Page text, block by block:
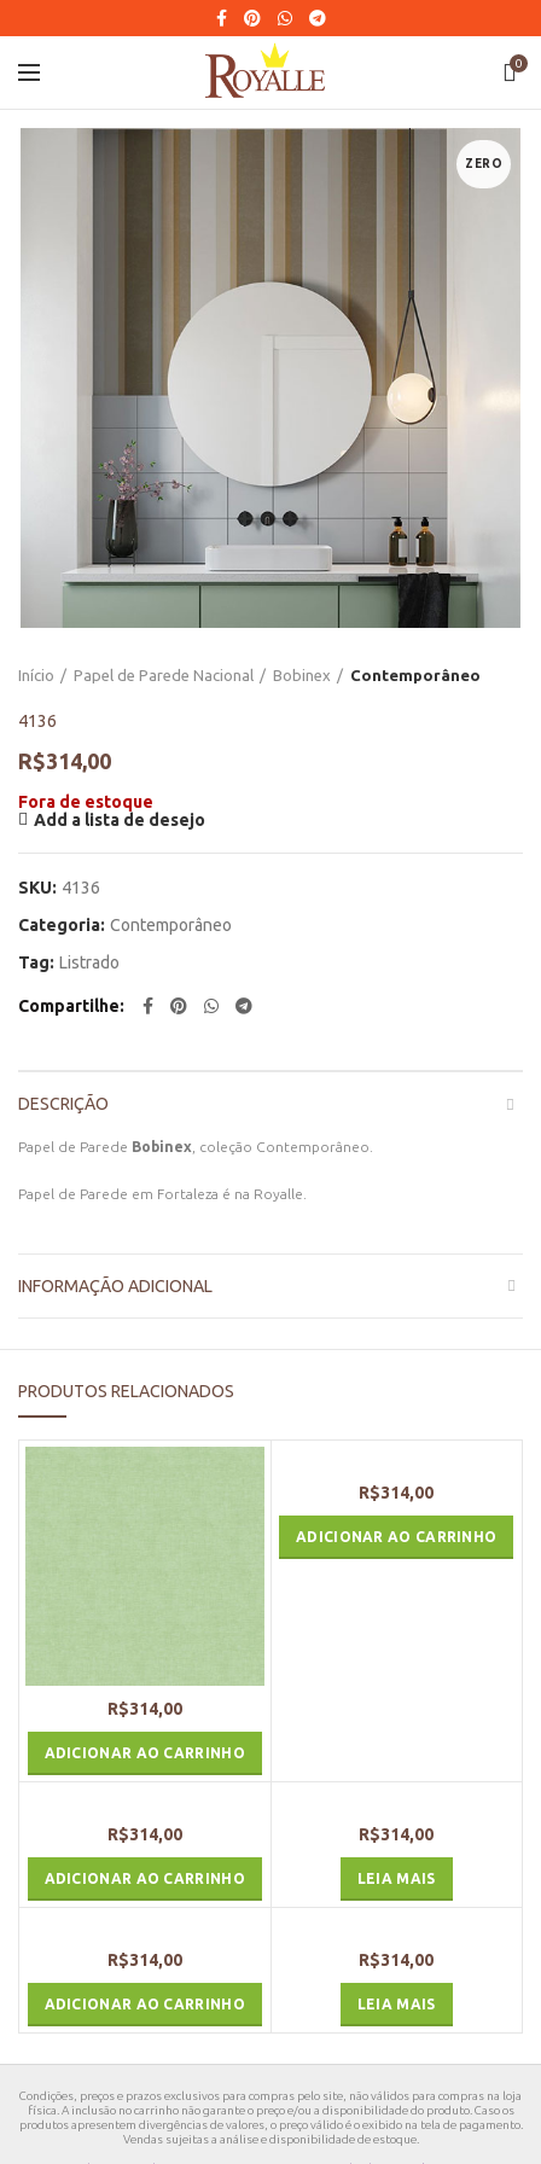
0
ZERO
Início Papel de Parede Nacional Bobinex Contemporâneo
4136
R$314,00
Fora de estoque
Add a lista de desejo
SKU: 4136
Categoria: Contemporâneo
Tag: Listrado
Compartilhe
DESCRIÇÃO
Papel de Parede Bobinex , coleção Contemporâneo.
Papel de Parede em Fortaleza é na Royalle.
INFORMAÇÃO ADICIONAL
PRODUTOS RELACIONADOS
R$314,00
ADICIONAR AO CARRINHO
R$314,00
ADICIONAR AO CARRINHO
R$314,00
ADICIONAR AO CARRINHO
R$314,00
LEIA MAIS
R$314,00
ADICIONAR AO CARRINHO
R$314,00
LEIA MAIS
Condições, preços e prazos exclusivos para compras pelo site, não válidos para compras na loja
física. A inclusão no carrinho não garante o preço e/ou a disponibilidade do produto. Caso os
produtos apresentem divergências de valores, o preço válido é o exibido na tela de pagamento.
Vendas sujeitas a análise e disponibilidade de estoque.